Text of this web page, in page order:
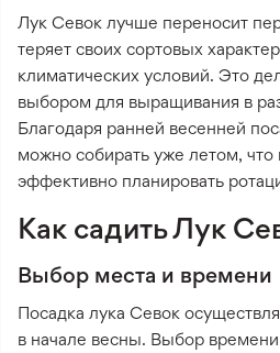
Лук Севок лучше переносит
теряет своих сортовых
климатических условий. Это
выбором для выращивания в
Благодаря ранней весенней
можно собирать уже летом, что
эффективно планировать
Как садить Лук
Выбор места и времени
Посадка лука Севок
в начале весны. Выбор времени